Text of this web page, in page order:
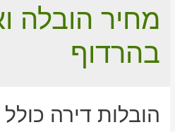
מחיר הובלה
בהרדוף
הובלות דירה